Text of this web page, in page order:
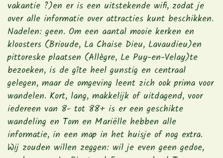
vakantie ?)en er is een uitstekende wifi, zodat je
over alle informatie over attracties kunt beschikken.
Nadelen: geen. Om een aantal mooie kerken en
kloosters (Brioude, La Chaise Dieu, Lavaudieu)en
pittoreske plaatsen (Allègre, Le Puy-en-Velay)te
bezoeken, is de gîte heel gunstig en centraal
gelegen, maar de omgeving leent zich ook prima voor
wandelen. Kort, lang, makkelijk of uitdagend, voor
iedereen van 8- tot 88+ is er een geschikte
wandeling en Tom en Mariëlle hebben alle
informatie, in een map in het huisje of nog extra.
Wij zouden willen zeggen: wil je even geen gedoe,